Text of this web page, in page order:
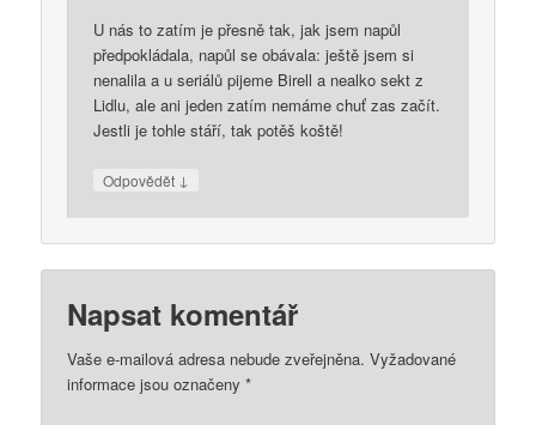
U nás to zatím je přesně tak, jak jsem napůl
předpokládala, napůl se obávala: ještě jsem si
nenalila a u seriálů pijeme Birell a nealko sekt z
Lidlu, ale ani jeden zatím nemáme chuť zas začít.
Jestli je tohle stáří, tak potěš koště!
Odpovědět ↓
Napsat komentář
Vaše e-mailová adresa nebude zveřejněna. Vyžadované
informace jsou označeny*